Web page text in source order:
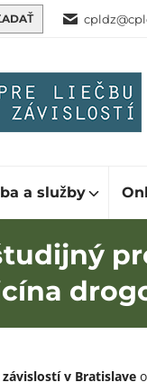
a služby
v Bratislave